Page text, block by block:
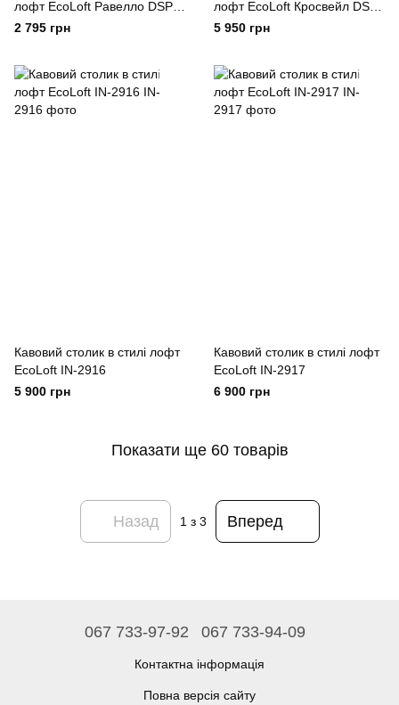
лофт EcoLoft Равелло DSP-
1489
2 795 грн
лофт EcoLoft Кросвейл DSP-
1496
5 950 грн
Кавовий столик в стилі лофт
EcoLoft IN-2916
5 900 грн
Кавовий столик в стилі лофт
EcoLoft IN-2917
6 900 грн
Показати ще 60 товарів
Назад 1 з 3 Вперед
067 733-97-92 067 733-94-09
Контактна інформація
Повна версія сайту